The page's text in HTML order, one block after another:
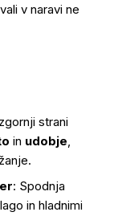
v naravi ne
strani
in udobje,
: Spodnja
in hladnimi